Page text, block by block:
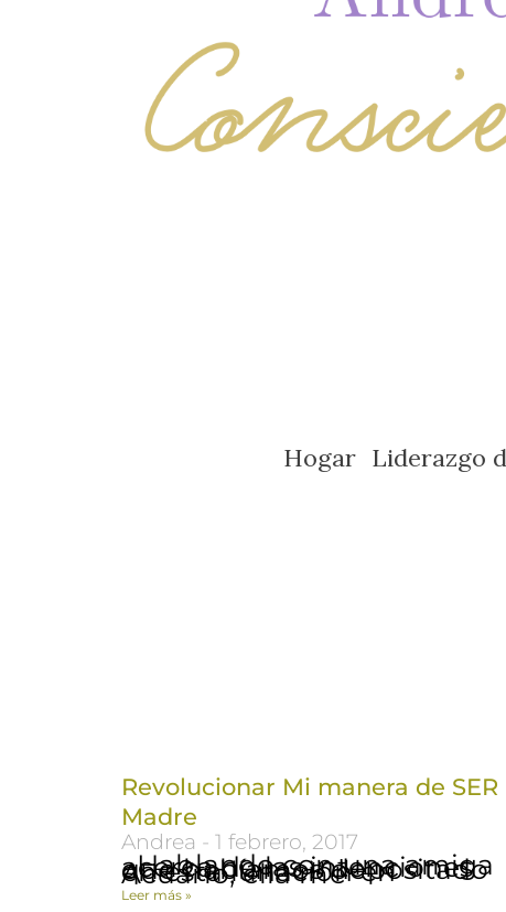
Hogar Liderazgo
Revolucionar Mi manera de SER
Madre
Andrea 1 febrero, 2017
Hablando con una amiga acerca de las intenciones que habíamos depositado en esta lunación en Acuario, ella me
Leer más »